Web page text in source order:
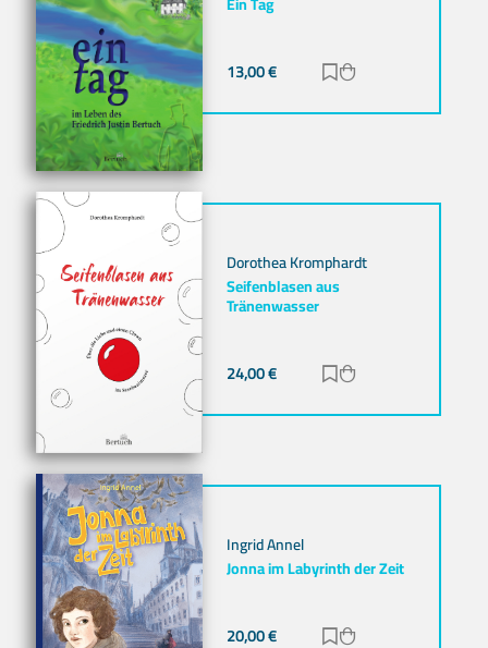
13,00€ Zur Merkliste
Dorothea Kromphardt
Seifenblasen aus
Tränenwasser
24,00€ Zur Merkliste
Ingrid Annel
Jonna im Labyrinth der Zeit
20,00€ Zur Merkliste